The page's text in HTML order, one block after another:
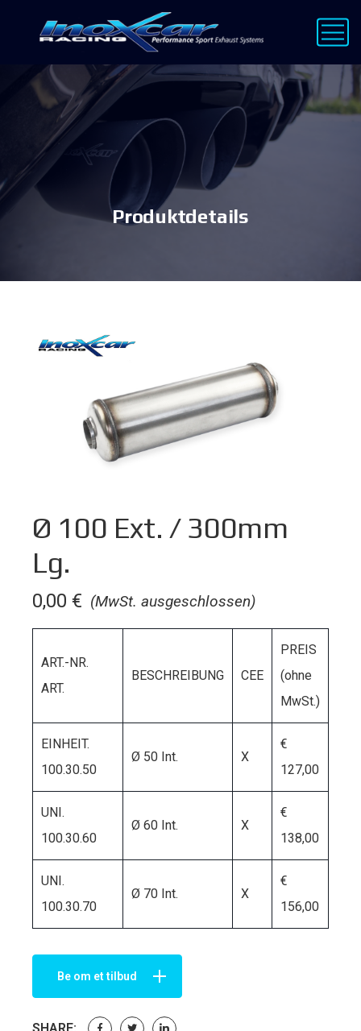
Produktdetails
Ø 100 Ext. / 300mm
Lg.
(MwSt. ausgeschlossen)
0,00 €
ART.-NR.
ART.
BESCHREIBUNG CEE
PREIS
(ohne
MwSt.)
EINHEIT.
100.30.50
Ø 50 Int. X
€
127,00
UNI.
100.30.60
Ø 60 Int. X
€
138,00
UNI.
100.30.70
Ø 70 Int. X
€
156,00
Be om et tilbud